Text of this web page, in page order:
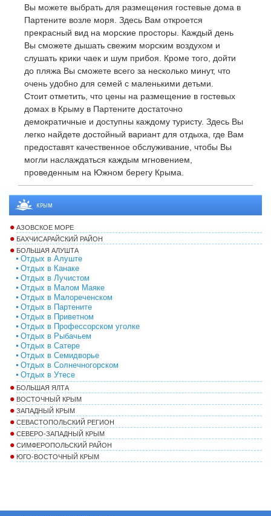
Вы можете выбрать для размещения гостевые дома в
Партените возле моря. Здесь Вам откроется
прекрасный вид на морские просторы. Каждый день
Вы сможете дышать свежим морским воздухом и
слушать крики чаек и шум прибоя. Кроме того, дойти
до пляжа Вы сможете всего за несколько минут, что
очень удобно для семей с маленькими детьми.
Стоит отметить, что цены на размещение в гостевых
домах в Крыму в Партените достаточно
демократичные и доступны каждому туристу. Здесь Вы
легко найдете достойный вариант для отдыха, где Вам
предоставят качественное обслуживание, чтобы Вы
могли наслаждаться каждым мгновением,
проведенным на Южном берегу Крыма.
КРЫМ
АЗОВСКОЕ МОРЕ
БАХЧИСАРАЙСКИЙ РАЙОН
БОЛЬШАЯ АЛУШТА
Отдых в Алуште
Отдых в Канаке
Отдых в Лучистом
Отдых в Малом Маяке
Отдых в Малореченском
Отдых в Партените
Отдых в Приветном
Отдых в Профессорском уголке
Отдых в Рыбачьем
Отдых в Сатере
Отдых в Семидворье
Отдых в Солнечногорском
Отдых в Утесе
БОЛЬШАЯ ЯЛТА
ВОСТОЧНЫЙ КРЫМ
ЗАПАДНЫЙ КРЫМ
СЕВАСТОПОЛЬСКИЙ РЕГИОН
СЕВЕРО-ЗАПАДНЫЙ КРЫМ
СИМФЕРОПОЛЬСКИЙ РАЙОН
ЮГО-ВОСТОЧНЫЙ КРЫМ